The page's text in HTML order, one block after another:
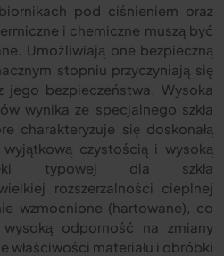
pod ciśnieniem oraz
i chemiczne muszą być
Umożliwiają one bezpieczną
stopniu przyczyniają się
bezpieczeństwa. Wysoka
wynika ze specjalnego szkła
charakteryzuje się doskonałą
czystością i wysoką
typowej dla szkła
rozszerzalności cieplnej
wzmocnione (hartowane), co
odporność na zmiany
właściwości materiału i obróbki